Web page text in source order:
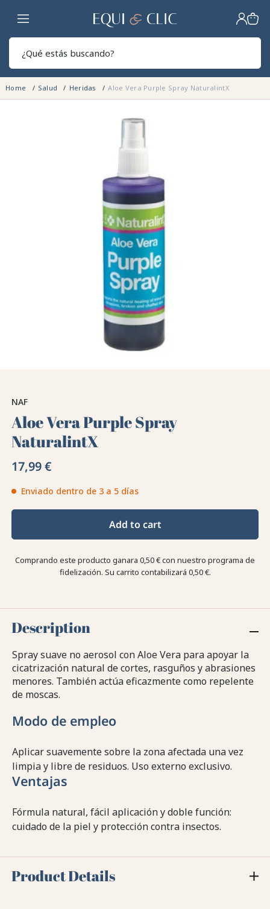
Hogar
Home Salud Heridas Aloe Vera Purple Spray NaturalintX
NAF
Aloe Vera Purple Spray
NaturalintX
17,99 €
Enviado dentro de 3 a 5 días
Add to cart
Comprando este producto ganara 0,50 €con nuestro programa de
fidelización. Su carrito contabilizará 0,50 €.
Description
Spray suave no aerosol con Aloe Vera para apoyar la
cicatrización natural de cortes, rasguños y abrasiones
menores. También actúa eficazmente como repelente
de moscas.
Modo de empleo
Aplicar suavemente sobre la zona afectada una vez
limpia y libre de residuos. Uso externo exclusivo.
Ventajas
Fórmula natural, fácil aplicación y doble función:
cuidado de la piel y protección contra insectos.
Product Details